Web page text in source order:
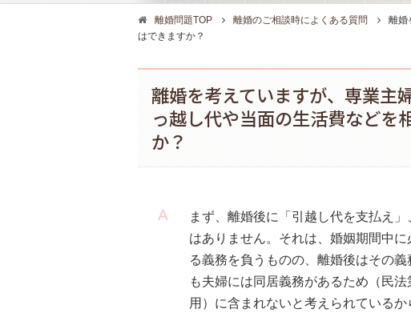
離婚問題TOP 離婚のご相談時によくある質問
離婚
はできますか？
離婚を考えていますが、専業主
っ越し代や当面の生活費などを
か？
まず、離婚後に「引越し代を支払え
はありません。それは、婚姻期間中
る義務を負うものの、離婚後はその
も夫婦には同居義務があるため（民
用）に含まれないと考えられているか